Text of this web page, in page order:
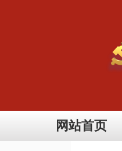
网站首页